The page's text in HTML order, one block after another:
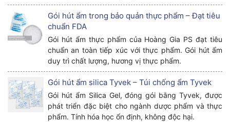
Gói hút ẩm trong bảo quản thực phẩm – Đạt tiêu
chuẩn FDA
Gói hút ẩm thực phẩm của Hoàng Gia PS đạt tiêu
chuẩn an toàn tiếp xúc với thực phẩm. Gói hút ẩm
duy trì chất lượng, hương vị thực phẩm.
Gói hút ẩm silica Tyvek – Túi chống ẩm Tyvek
Gói hút ẩm Silica Gel, đóng gói bằng Tyvek, được
phát triển đặc biệt cho ngành dược phẩm và thực
phẩm. Tính hóa học ổn định, không độc hại.